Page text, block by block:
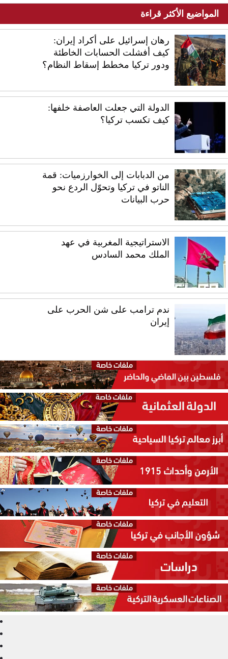
المواضيع الأكثر قراءة
رهان إسرائيل على أكراد إيران:
كيف أفشلت الحسابات الخاطئة
ودور تركيا مخطط إسقاط النظام؟
الدولة التي جعلت العاصفة خلفها:
كيف تكسب تركيا؟
من الدبابات إلى الخوارزميات: قمة
الناتو في تركيا وتحوّل الردع نحو
حرب البيانات
الاستراتيجية المغربية في عهد
الملك محمد السادس
ندم ترامب على شن الحرب على
إيران